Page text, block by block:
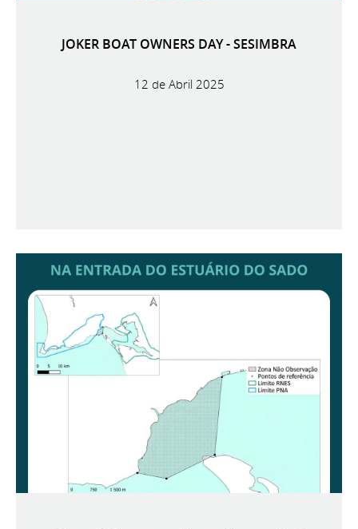
JOKER BOAT OWNERS DAY - SESIMBRA
12 de Abril 2025